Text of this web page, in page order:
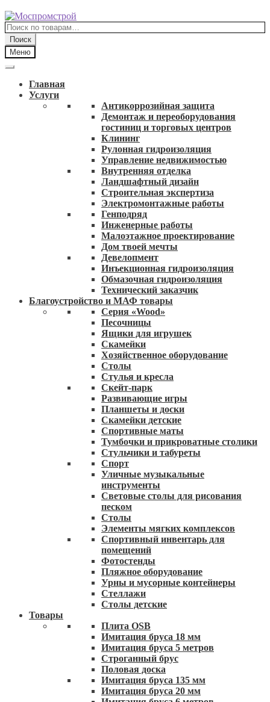
Перейти
к
навигации
Перейти
к
содержимому
Искать:
Поиск
Меню
Главная
Услуги
Антикоррозийная защита
Демонтаж и переоборудования
гостиниц и торговых центров
Клининг
Рулонная гидроизоляция
Управление недвижимостью
Внутренняя отделка
Ландшафтный дизайн
Строительная экспертиза
Электромонтажные работы
Генподряд
Инженерные работы
Малоэтажное проектирование
Дом твоей мечты
Девелопмент
Инъекционная гидроизоляция
Обмазочная гидроизоляция
Технический заказчик
Благоустройство и МАФ товары
Серия «Wood»
Песочницы
Ящики для игрушек
Скамейки
Хозяйственное оборудование
Столы
Стулья и кресла
Скейт-парк
Развивающие игры
Планшеты и доски
Скамейки детские
Спортивные маты
Тумбочки и прикроватные столики
Стульчики и табуреты
Спорт
Уличные музыкальные
инструменты
Световые столы для рисования
песком
Столы
Элементы мягких комплексов
Спортивный инвентарь для
помещений
Фотостенды
Пляжное оборудование
Урны и мусорные контейнеры
Стеллажи
Столы детские
Товары
Плита OSB
Имитация бруса 18 мм
Имитация бруса 5 метров
Строганный брус
Половая доска
Имитация бруса 135 мм
Имитация бруса 20 мм